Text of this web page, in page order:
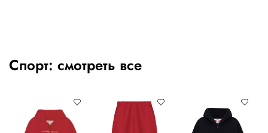
Спорт: смотреть все